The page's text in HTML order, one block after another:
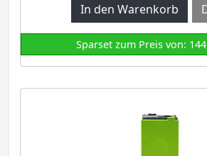
Sparset zum Preis von: